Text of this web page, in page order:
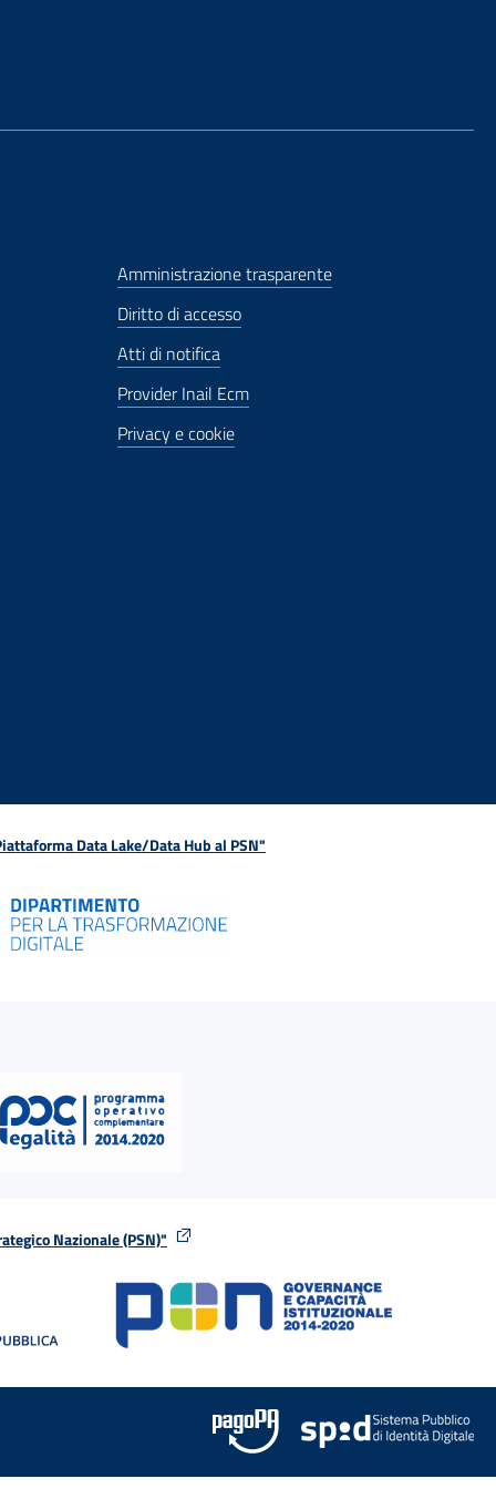
Amministrazione trasparente
Diritto di accesso
Atti di notifica
Provider Inail Ecm
Privacy e cookie
Data Lake/Data Hub al PSN"
Nazionale (PSN)"
stessa finestra